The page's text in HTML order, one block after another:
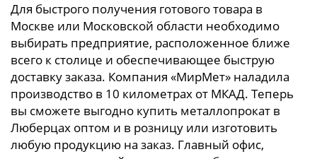
Для быстрого получения готового товара в
Москве или Московской области необходимо
выбирать предприятие, расположенное ближе
всего к столице и обеспечивающее быструю
доставку заказа. Компания «МирМет» наладила
производство в 10 километрах от МКАД. Теперь
вы сможете выгодно купить металлопрокат в
Люберцах оптом и в розницу или изготовить
любую продукцию на заказ. Главный офис,